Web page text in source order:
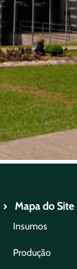
Mapa do Site
Insumos
Produção